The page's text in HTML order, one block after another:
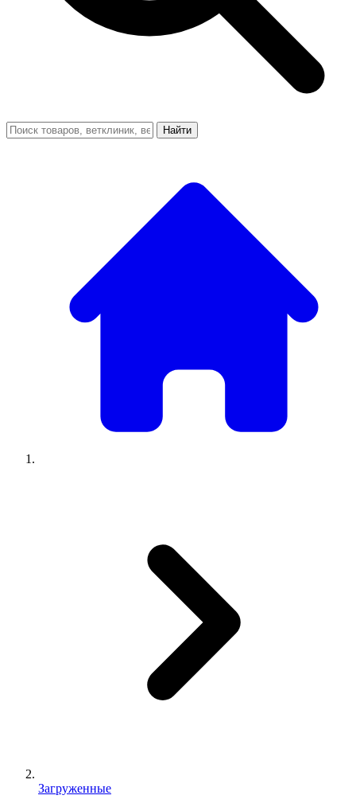
Найти
Загруженные